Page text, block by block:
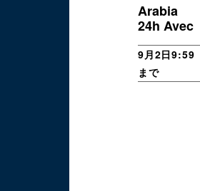
Arabia
24h Avec
9月2日9:59
まで